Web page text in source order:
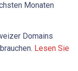
Monaten
Domains
Lesen Sie